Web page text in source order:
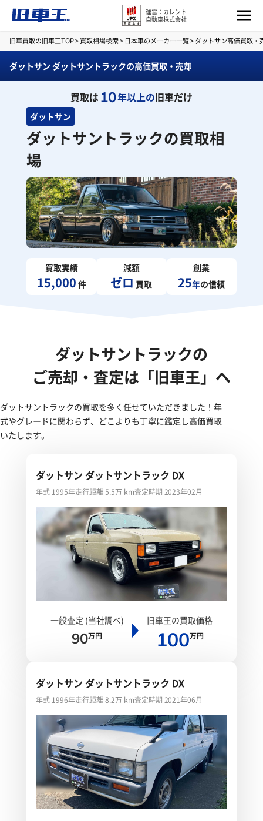
運営：カレント
自動車株式会社
旧車買取の旧車王TOP>買取相場検索> 日本車のメーカー一覧>ダットサン高価買取・
ダットサン ダットサントラックの高価買取・売却
買取は10年以上の旧車だけ
ダットサン
ダットサントラックの買取相
場
買取実績
15,000 件
減額
ゼロ 買取
創業
25年の信頼
ダットサントラックの
ご売却・査定は「旧車王」へ
ダットサントラックの買取を多く任せていただきました！年
式やグレードに関わらず、どこよりも丁寧に鑑定し高価買取
いたします。
ダットサン ダットサントラック DX
年式 1995年走行距離 5.5万 km査定時期 2023年02月
一般査定 (当社調べ)
90万円
旧車王の買取価格
100万円
ダットサン ダットサントラック DX
年式 1996年走行距離 8.2万 km査定時期 2021年06月